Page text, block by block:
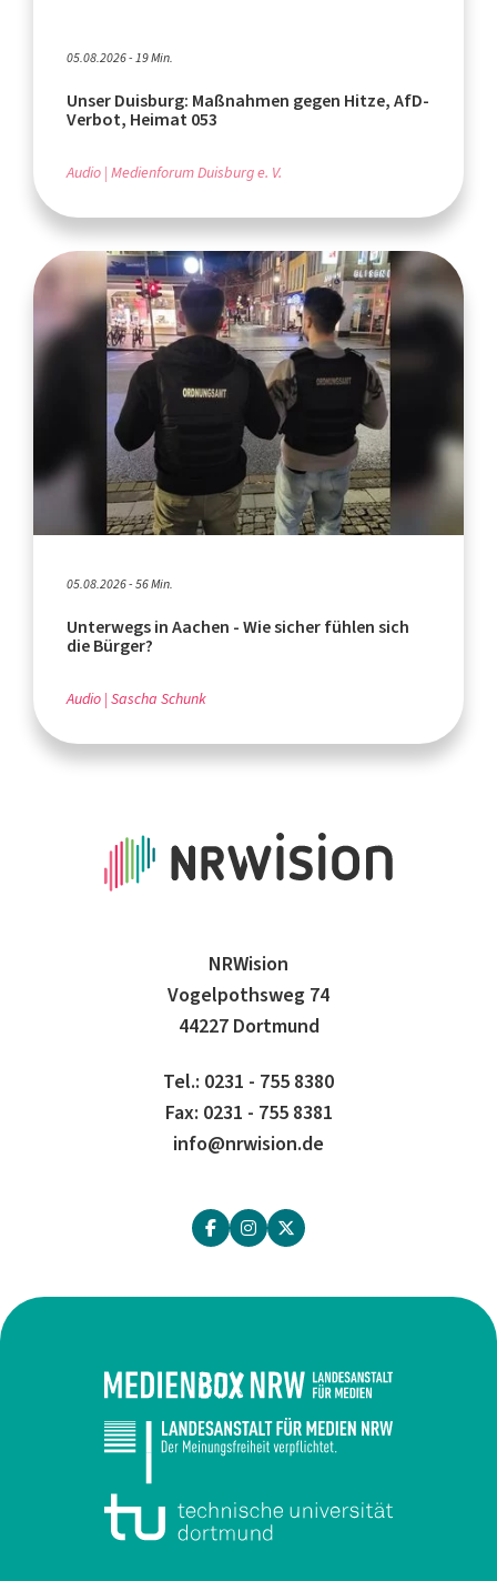
05.08.2026 - 19 Min.
Unser Duisburg: Maßnahmen gegen Hitze, AfD-
Verbot, Heimat 053
Audio Medienforum Duisburg e. V.
05.08.2026 - 56 Min.
Unterwegs in Aachen - Wie sicher fühlen sich
die Bürger?
Audio Sascha Schunk
NRWision
Vogelpothsweg 74
44227 Dortmund
Tel.: 0231 - 755 8380
Fax: 0231 - 755 8381
info@nrwision.de